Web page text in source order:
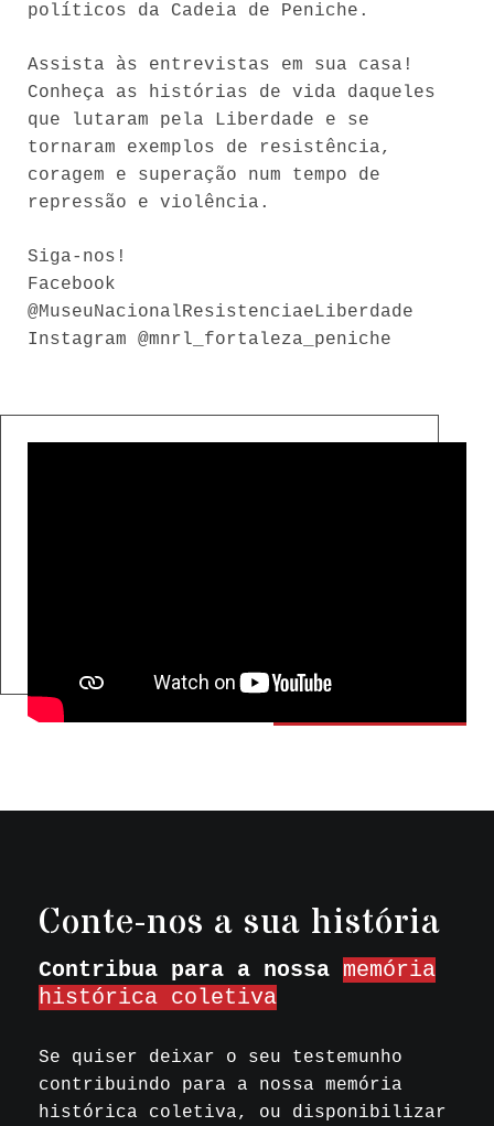
políticos da Cadeia de Peniche.
Assista às entrevistas em sua casa!
Conheça as histórias de vida daqueles
que lutaram pela Liberdade e se
tornaram exemplos de resistência,
coragem e superação num tempo de
repressão e violência.
Siga-nos!
Facebook
@MuseuNacionalResistenciaeLiberdade
Instagram @mnrl_fortaleza_peniche
Conte-nos a sua história
Contribua para a nossa memória
histórica coletiva
Se quiser deixar o seu testemunho
contribuindo para a nossa memória
histórica coletiva, ou disponibilizar